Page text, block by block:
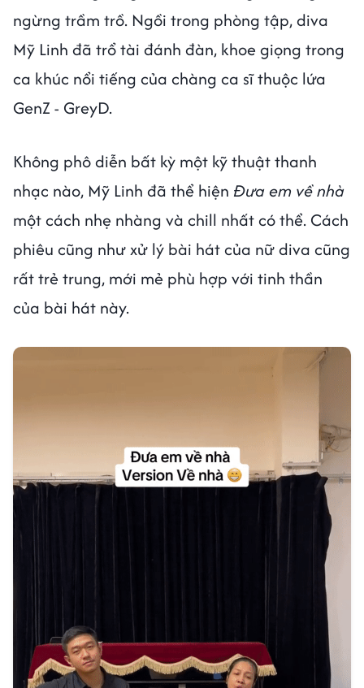
ngừng trầm trồ. Ngồi trong phòng tập, diva
Mỹ Linh đã trổ tài đánh đàn, khoe giọng trong
ca khúc nổi tiếng của chàng ca sĩ thuộc lứa
GenZ - GreyD.
Không phô diễn bất kỳ một kỹ thuật thanh
nhạc nào, Mỹ Linh đã thể hiện Đưa em về nhà
một cách nhẹ nhàng và chill nhất có thể. Cách
phiêu cũng như xử lý bài hát của nữ diva cũng
rất trẻ trung, mới mẻ phù hợp với tinh thần
của bài hát này.